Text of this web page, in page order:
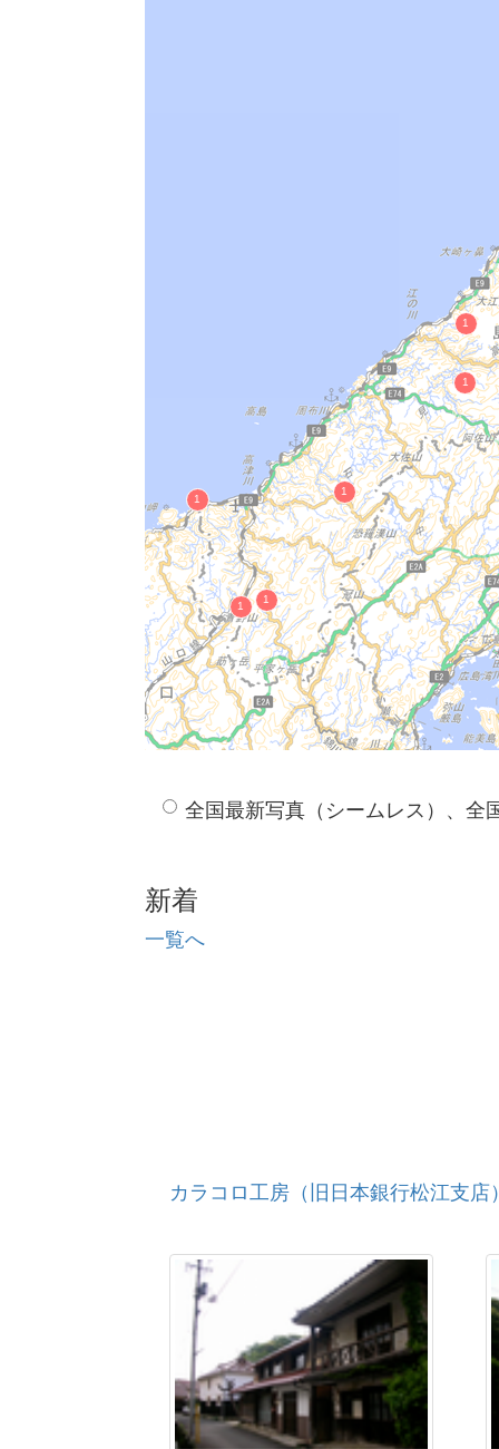
全国最新写真（シームレス）、全
新着
一覧へ
カラコロ工房（旧日本銀行松江支店